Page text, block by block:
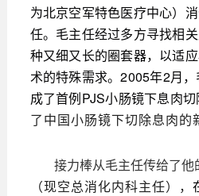
为北京空军特色医疗中心）
任。毛主任经过多方寻找相
种又细又长的圈套器，以适
术的特殊需求。2005年2月
成了首例PJS小肠镜下息肉切
了中国小肠镜下切除息肉的
接力棒从毛主任传给了他
（现空总消化内科主任），